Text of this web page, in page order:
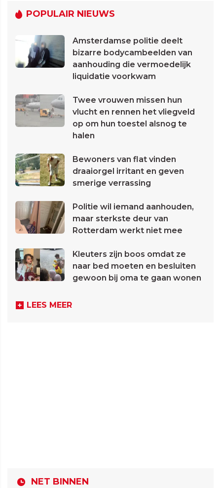
POPULAIR NIEUWS
Amsterdamse politie deelt
bizarre bodycambeelden van
aanhouding die vermoedelijk
liquidatie voorkwam
Twee vrouwen missen hun
vlucht en rennen het vliegveld
op om hun toestel alsnog te
halen
Bewoners van flat vinden
draaiorgel irritant en geven
smerige verrassing
Politie wil iemand aanhouden,
maar sterkste deur van
Rotterdam werkt niet mee
Kleuters zijn boos omdat ze
naar bed moeten en besluiten
gewoon bij oma te gaan wonen
LEES MEER
NET BINNEN